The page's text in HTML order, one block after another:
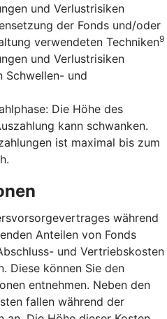
und Verlustrisiken
der Fonds und/oder
verwendeten Techniken9
und Verlustrisiken
Schwellen- und
Die Höhe des
kann schwanken.
ist maximal bis zum
während
Anteilen von Fonds
und Vertriebskosten
Diese können Sie den
entnehmen. Neben den
fallen während der